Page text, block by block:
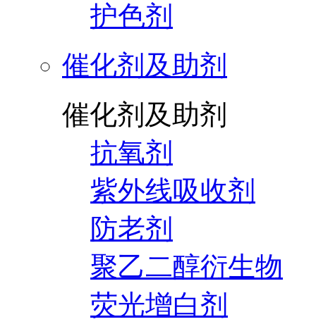
护色剂
催化剂及助剂
催化剂及助剂
抗氧剂
紫外线吸收剂
防老剂
聚乙二醇衍生物
荧光增白剂